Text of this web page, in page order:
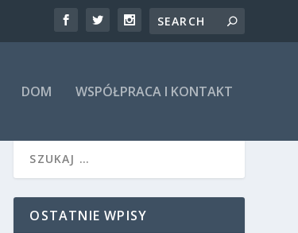
DOM WSPÓŁPRACA I KONTAKT
OSTATNIE WPISY